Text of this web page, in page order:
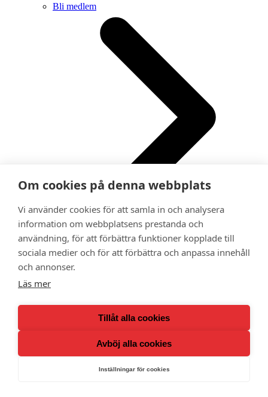
Bli medlem
Ge bort ett medlemskap i Adoptionscentrum som
gåva
Kalender
Lokalavdelningar
Om cookies på denna webbplats
Vi använder cookies för att samla in och analysera
information om webbplatsens prestanda och
användning, för att förbättra funktioner kopplade till
sociala medier och för att förbättra och anpassa innehåll
och annonser.
Läs mer
Tillåt alla cookies
Avböj alla cookies
Inställningar för cookies